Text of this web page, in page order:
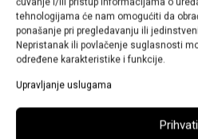
tehnologijama će nam omogućiti da
ponašanje pri pregledavanju ili
Nepristanak ili povlačenje suglasnosti
određene karakteristike i funkcije.
Upravljanje uslugama
Prihvati
промотивни
да ги добивате, побарајте